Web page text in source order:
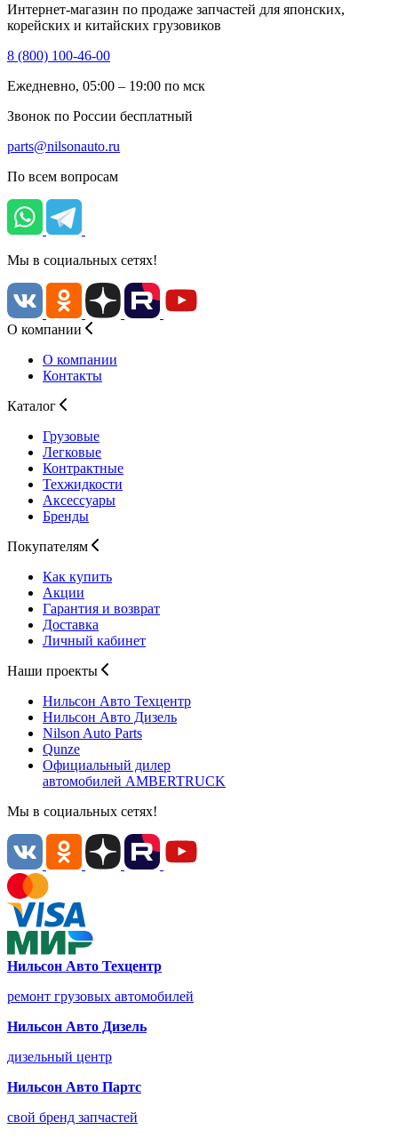
Интернет-магазин по продаже запчастей для японских,
корейских и китайских грузовиков
8 (800) 100-46-00
Ежедневно, 05:00 – 19:00 по мск
Звонок по России бесплатный
parts@nilsonauto.ru
По всем вопросам
Мы в социальных сетях!
О компании
О компании
Контакты
Каталог
Грузовые
Легковые
Контрактные
Техжидкости
Аксессуары
Бренды
Покупателям
Как купить
Акции
Гарантия и возврат
Доставка
Личный кабинет
Наши проекты
Нильсон Авто Техцентр
Нильсон Авто Дизель
Nilson Auto Parts
Qunze
Официальный дилер
автомобилей AMBERTRUCK
Мы в социальных сетях!
Нильсон Авто Техцентр
ремонт грузовых автомобилей
Нильсон Авто Дизель
дизельный центр
Нильсон Авто Партс
свой бренд запчастей